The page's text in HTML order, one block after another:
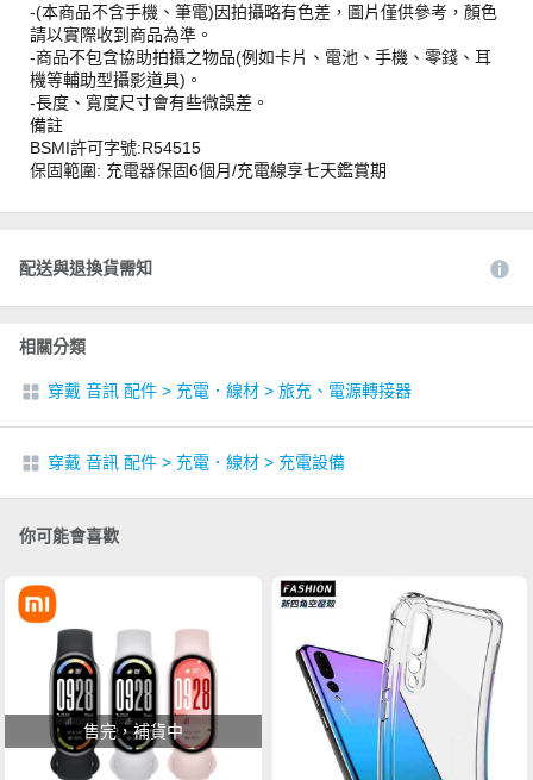
-(本商品不含手機、筆電)因拍攝略有色差，圖片僅供參考，顏色
請以實際收到商品為準。
-商品不包含協助拍攝之物品(例如卡片、電池、手機、零錢、耳
機等輔助型攝影道具)。
-長度、寬度尺寸會有些微誤差。
備註
BSMI許可字號:R54515
保固範圍: 充電器保固6個月/充電線享七天鑑賞期
配送與退換貨需知
相關分類
穿戴 音訊 配件 > 充電．線材 > 旅充、電源轉接器
穿戴 音訊 配件 > 充電．線材 > 充電設備
你可能會喜歡
售完，補貨中